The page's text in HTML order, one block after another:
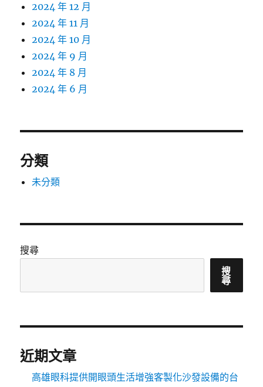
2024 年 12 月
2024 年 11 月
2024 年 10 月
2024 年 9 月
2024 年 8 月
2024 年 6 月
分類
未分類
搜尋
搜
尋
近期文章
高雄眼科提供開眼頭生活增強客製化沙發設備的台